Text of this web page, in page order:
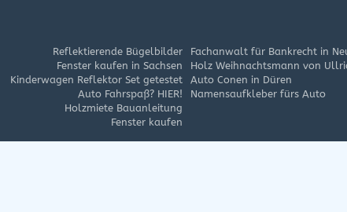
Reflektierende Bügelbilder
Fenster kaufen in Sachsen
Kinderwagen Reflektor Set getestet
Auto Fahrspaß? HIER!
Holzmiete Bauanleitung
Fenster kaufen
Fachanwalt für Bankrecht in
Holz Weihnachtsmann von
Auto Conen in Düren
Namensaufkleber fürs Auto